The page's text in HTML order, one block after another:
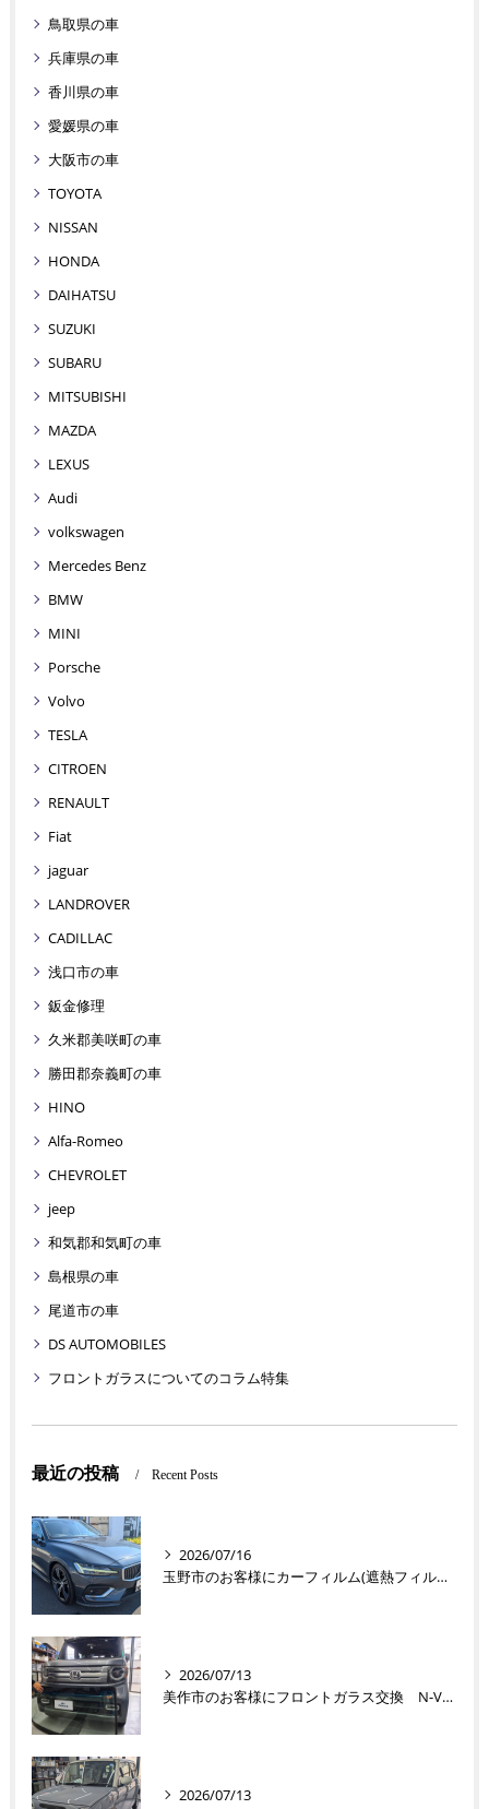
鳥取県の車
兵庫県の車
香川県の車
愛媛県の車
大阪市の車
TOYOTA
NISSAN
HONDA
DAIHATSU
SUZUKI
SUBARU
MITSUBISHI
MAZDA
LEXUS
Audi
volkswagen
Mercedes Benz
BMW
MINI
Porsche
Volvo
TESLA
CITROEN
RENAULT
Fiat
jaguar
LANDROVER
CADILLAC
浅口市の車
鈑金修理
久米郡美咲町の車
勝田郡奈義町の車
HINO
Alfa-Romeo
CHEVROLET
jeep
和気郡和気町の車
島根県の車
尾道市の車
DS AUTOMOBILES
フロントガラスについてのコラム特集
最近の投稿 Recent Posts
2026/07/16
玉野市のお客様にカーフィルム(遮熱フィルム) V60【nexus株式会社】
2026/07/13
美作市のお客様にフロントガラス交換 N-VAN【nexus株式会社】
2026/07/13